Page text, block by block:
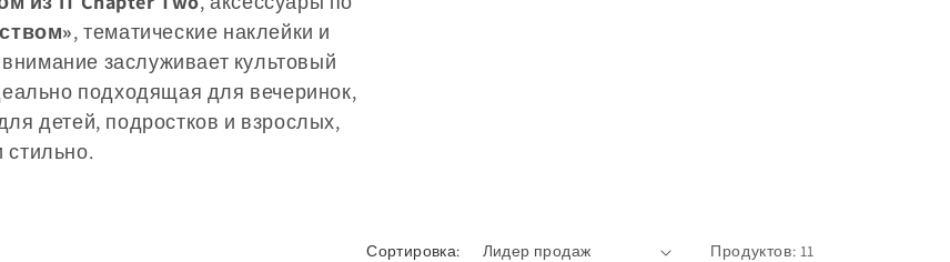
, тематические наклейки и
заслуживает культовый
подходящая для вечеринок,
детей, подростков и взрослых,
стильно.
Сортировка: Продуктов: 11